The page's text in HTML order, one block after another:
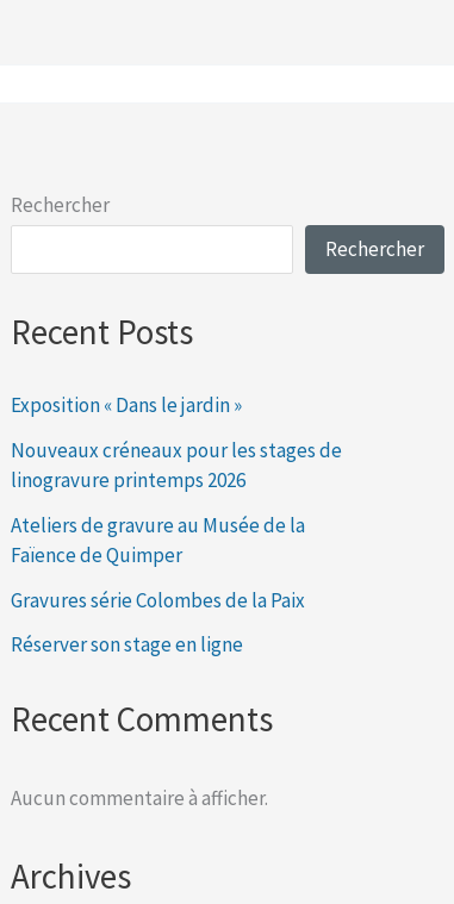
Rechercher
Rechercher
Recent Posts
Exposition « Dans le jardin »
Nouveaux créneaux pour les stages de
linogravure printemps 2026
Ateliers de gravure au Musée de la
Faïence de Quimper
Gravures série Colombes de la Paix
Réserver son stage en ligne
Recent Comments
Aucun commentaire à afficher.
Archives